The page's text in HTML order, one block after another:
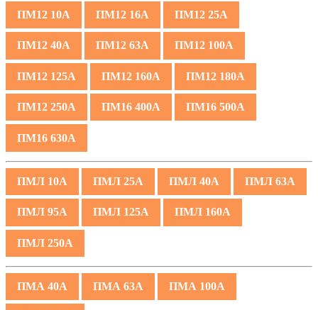
ПМ12 10А ПМ12 16А ПМ12 25А
ПМ12 40А ПМ12 63А ПМ12 100А
ПМ12 125А ПМ12 160А ПМ12 180А
ПМ12 250А ПМ16 400А ПМ16 500А
ПМ16 630А
ПМЛ 10А ПМЛ 25А ПМЛ 40А ПМЛ 63А
ПМЛ 95А ПМЛ 125А ПМЛ 160А
ПМЛ 250А
ПМА 40А ПМА 63А ПМА 100А